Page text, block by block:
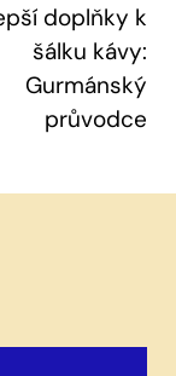
doplňky k
šálku kávy:
Gurmánský
průvodce